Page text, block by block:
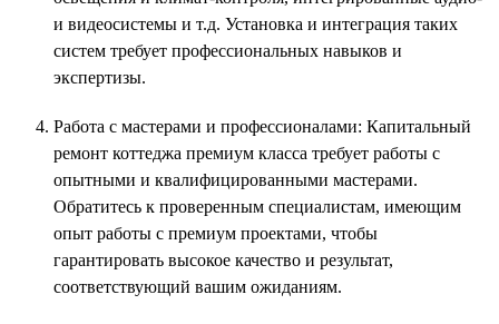
и видеосистемы и т.д. Установка и интеграция таких
систем требует профессиональных навыков и
экспертизы.
Работа с мастерами и профессионалами: Капитальный
ремонт коттеджа премиум класса требует работы с
опытными и квалифицированными мастерами.
Обратитесь к проверенным специалистам, имеющим
опыт работы с премиум проектами, чтобы
гарантировать высокое качество и результат,
соответствующий вашим ожиданиям.